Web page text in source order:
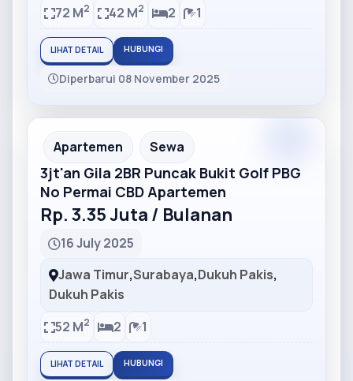
72 M2 42 M2 2 1
LIHAT DETAIL HUBUNGI
Diperbarui 08 November 2025
Partner Ad
Apartemen Sewa
3jt'an Gila 2BR Puncak Bukit Golf PBG
No Permai CBD Apartemen
Rp. 3.35 Juta / Bulanan
16 July 2025
Jawa Timur,Surabaya,Dukuh Pakis,
Dukuh Pakis
52 M2 2 1
LIHAT DETAIL HUBUNGI